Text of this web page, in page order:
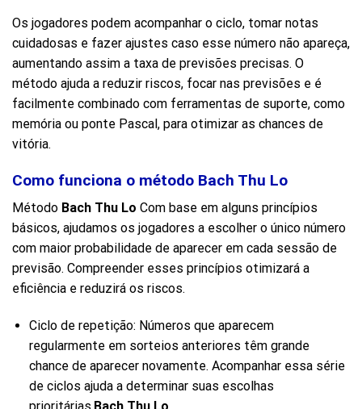
Os jogadores podem acompanhar o ciclo, tomar notas
cuidadosas e fazer ajustes caso esse número não apareça,
aumentando assim a taxa de previsões precisas. O
método ajuda a reduzir riscos, focar nas previsões e é
facilmente combinado com ferramentas de suporte, como
memória ou ponte Pascal, para otimizar as chances de
vitória.
Como funciona o método Bach Thu Lo
Método Bach Thu Lo Com base em alguns princípios
básicos, ajudamos os jogadores a escolher o único número
com maior probabilidade de aparecer em cada sessão de
previsão. Compreender esses princípios otimizará a
eficiência e reduzirá os riscos.
Ciclo de repetição: Números que aparecem
regularmente em sorteios anteriores têm grande
chance de aparecer novamente. Acompanhar essa série
de ciclos ajuda a determinar suas escolhas